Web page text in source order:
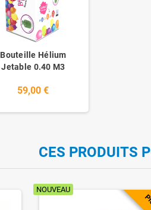
Bouteille Hélium
Jetable 0.40 M3
59,00 €
CES PRODUITS
NOUVEAU